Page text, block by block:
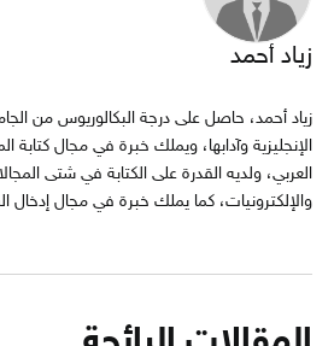
زياد أحمد
زياد أحمد، حاصل على درجة البكالوريوس من
الإنجليزية وآدابها، ويملك خبرة في مجال كتابة
العربي، ولديه القدرة على الكتابة في شتى
والإلكترونيات، كما يملك خبرة في مجال إدخال